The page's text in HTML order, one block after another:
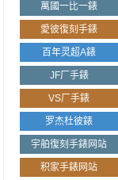
萬國一比一錶
愛彼復刻手錶
百年灵超A錶
JF厂手錶
VS厂手錶
罗杰杜彼錶
宇舶復刻手錶网站
积家手錶网站